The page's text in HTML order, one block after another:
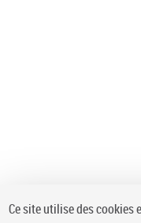
Auteur d’œuvre
Ce site utilise des cookies